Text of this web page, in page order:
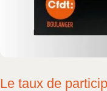
Le taux de